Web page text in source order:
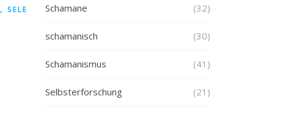
,SELBSTHEILUNG
Schamane (32)
schamanisch (30)
Schamanismus (41)
Selbsterforschung (21)